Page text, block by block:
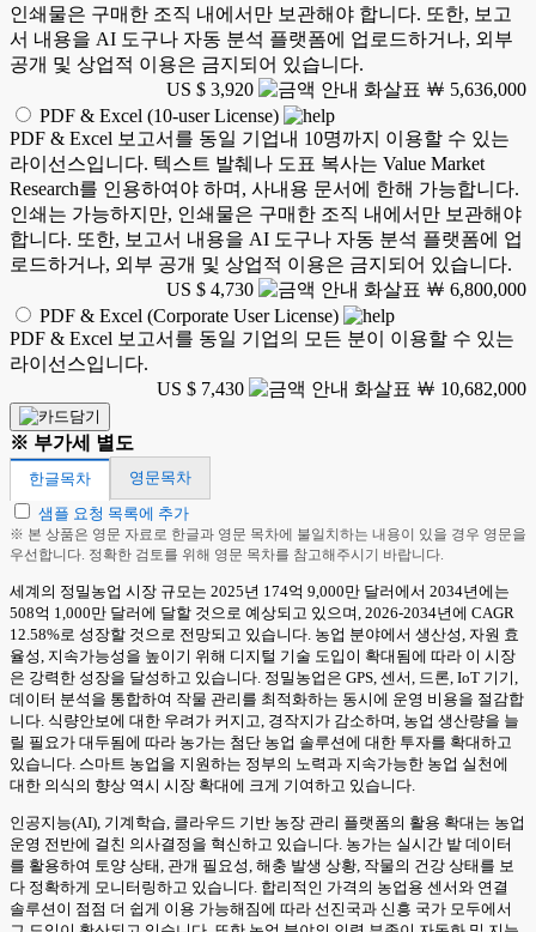
인쇄물은 구매한 조직 내에서만 보관해야 합니다. 또한, 보고
서 내용을 AI 도구나 자동 분석 플랫폼에 업로드하거나, 외부
공개 및 상업적 이용은 금지되어 있습니다.
US $ 3,920
￦ 5,636,000
PDF & Excel (10-user License)
PDF & Excel 보고서를 동일 기업내 10명까지 이용할 수 있는
라이선스입니다. 텍스트 발췌나 도표 복사는 Value Market
Research를 인용하여야 하며, 사내용 문서에 한해 가능합니다.
인쇄는 가능하지만, 인쇄물은 구매한 조직 내에서만 보관해야
합니다. 또한, 보고서 내용을 AI 도구나 자동 분석 플랫폼에 업
로드하거나, 외부 공개 및 상업적 이용은 금지되어 있습니다.
US $ 4,730
￦ 6,800,000
PDF & Excel (Corporate User License)
PDF & Excel 보고서를 동일 기업의 모든 분이 이용할 수 있는
라이선스입니다.
US $ 7,430
￦ 10,682,000
※ 부가세 별도
한글목차
영문목차
샘플 요청 목록에 추가
※ 본 상품은 영문 자료로 한글과 영문 목차에 불일치하는 내용이 있을 경우 영문을
우선합니다. 정확한 검토를 위해 영문 목차를 참고해주시기 바랍니다.
세계의 정밀농업 시장 규모는 2025년 174억 9,000만 달러에서 2034년에는
508억 1,000만 달러에 달할 것으로 예상되고 있으며, 2026-2034년에 CAGR
12.58%로 성장할 것으로 전망되고 있습니다. 농업 분야에서 생산성, 자원 효
율성, 지속가능성을 높이기 위해 디지털 기술 도입이 확대됨에 따라 이 시장
은 강력한 성장을 달성하고 있습니다. 정밀농업은 GPS, 센서, 드론, IoT 기기,
데이터 분석을 통합하여 작물 관리를 최적화하는 동시에 운영 비용을 절감합
니다. 식량안보에 대한 우려가 커지고, 경작지가 감소하며, 농업 생산량을 늘
릴 필요가 대두됨에 따라 농가는 첨단 농업 솔루션에 대한 투자를 확대하고
있습니다. 스마트 농업을 지원하는 정부의 노력과 지속가능한 농업 실천에
대한 의식의 향상 역시 시장 확대에 크게 기여하고 있습니다.
인공지능(AI), 기계학습, 클라우드 기반 농장 관리 플랫폼의 활용 확대는 농업
운영 전반에 걸친 의사결정을 혁신하고 있습니다. 농가는 실시간 밭 데이터
를 활용하여 토양 상태, 관개 필요성, 해충 발생 상황, 작물의 건강 상태를 보
다 정확하게 모니터링하고 있습니다. 합리적인 가격의 농업용 센서와 연결
솔루션이 점점 더 쉽게 이용 가능해짐에 따라 선진국과 신흥 국가 모두에서